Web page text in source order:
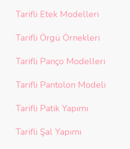
Tarifli Etek Modelleri
Tarifli Örgü Örnekleri
Tarifli Panço Modelleri
Tarifli Pantolon Modeli
Tarifli Patik Yapımı
Tarifli Şal Yapımı